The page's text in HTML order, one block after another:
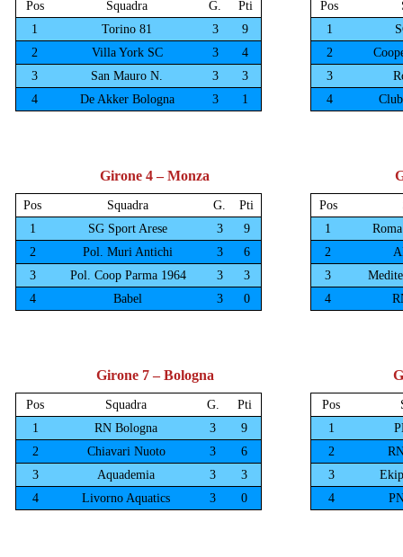
Girone 4 – Monza
Girone 7 – Bologna